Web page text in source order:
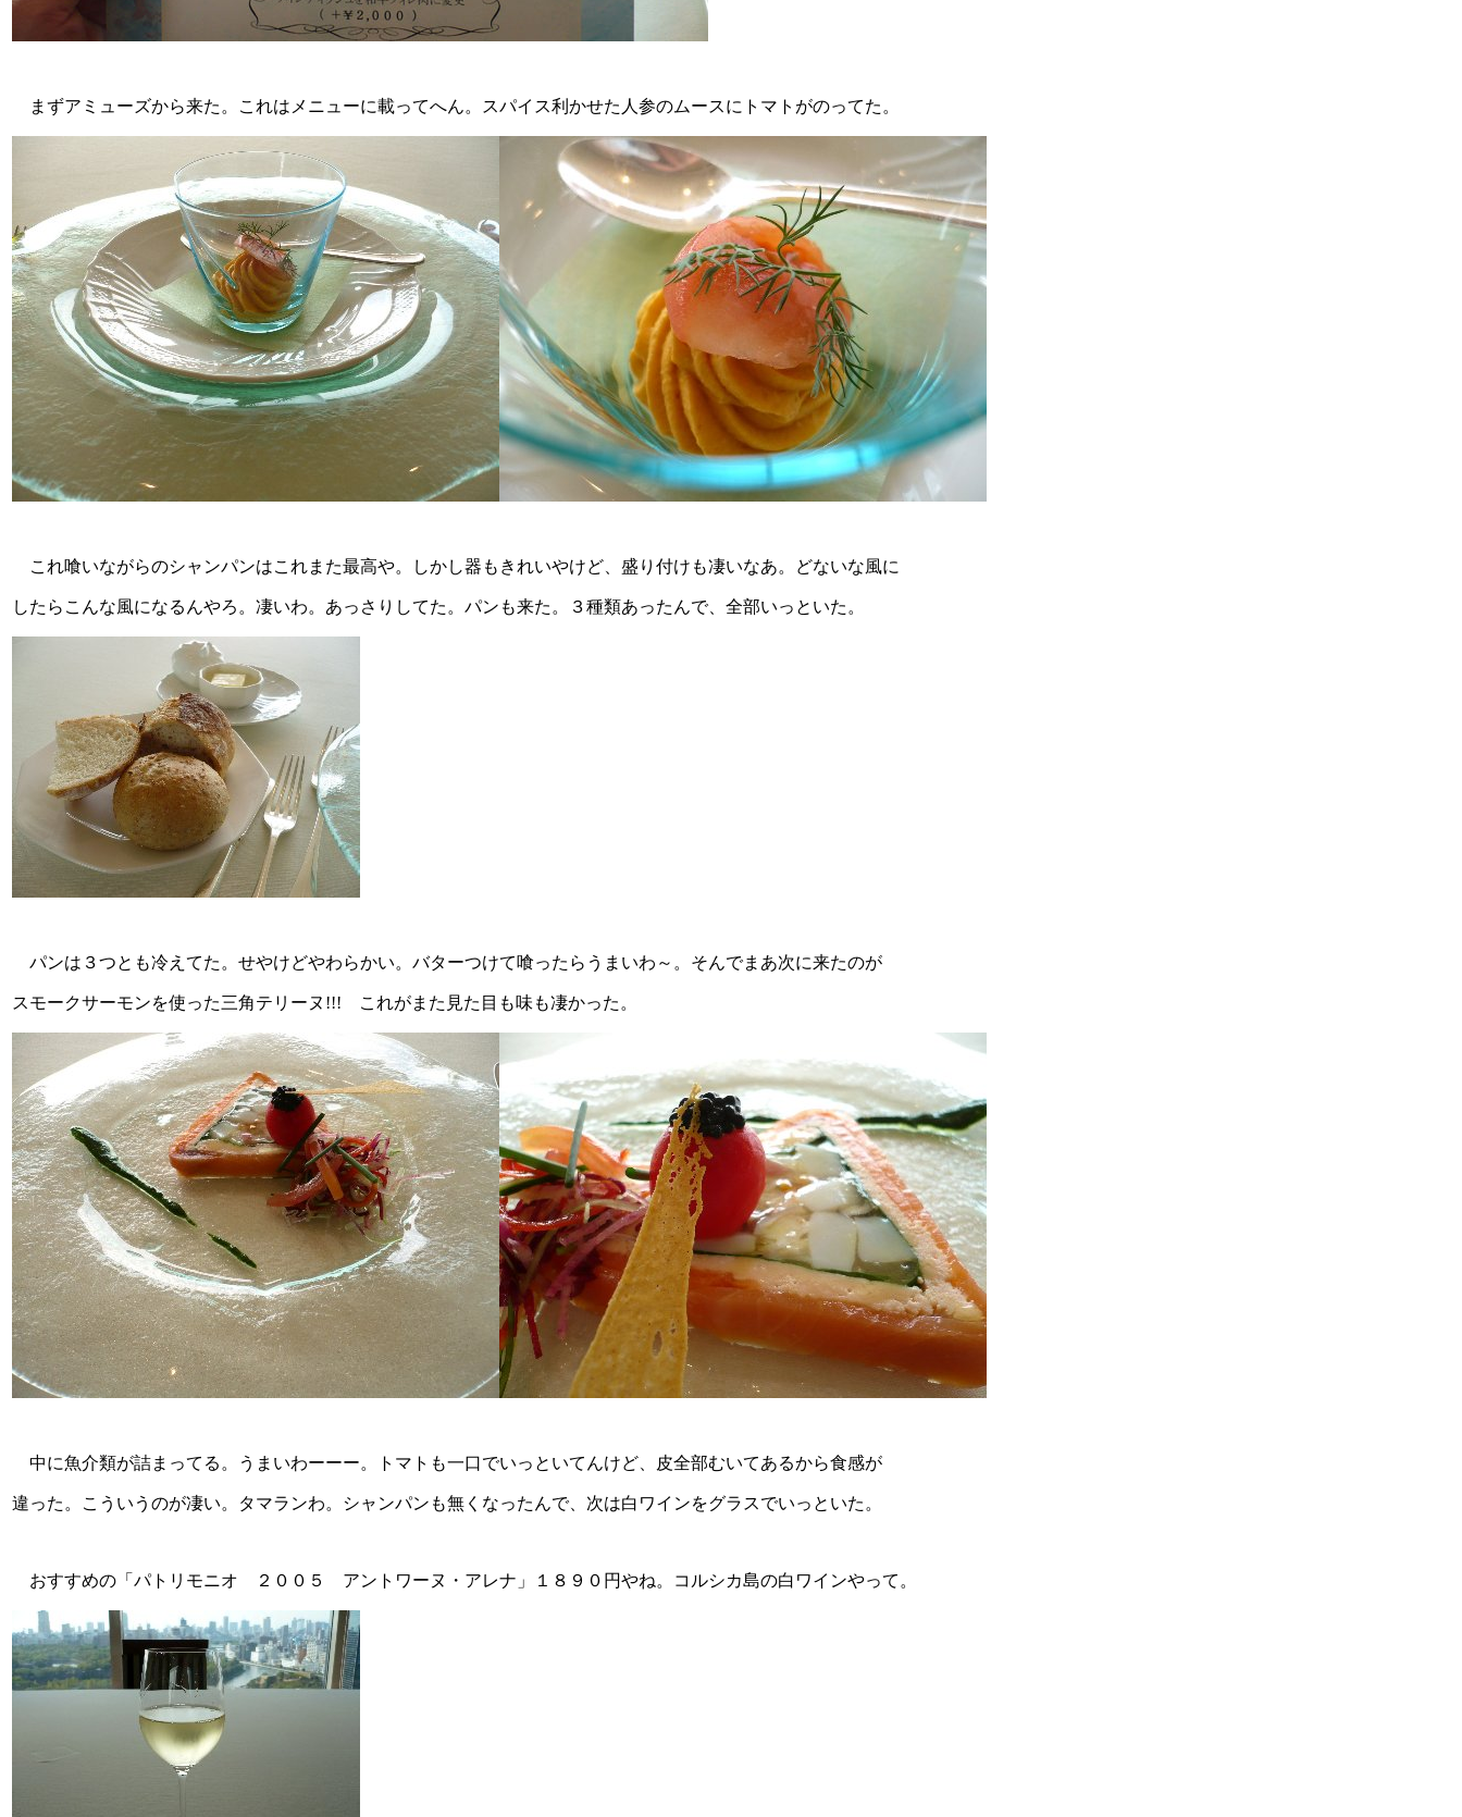
まずアミューズから来た。これはメニューに載ってへん。スパイス利かせた人参のムースにトマトがのってた。
これ喰いながらのシャンパンはこれまた最高や。しかし器もきれいやけど、盛り付けも凄いなあ。どないな風に
したらこんな風になるんやろ。凄いわ。あっさりしてた。パンも来た。３種類あったんで、全部いっといた。
パンは３つとも冷えてた。せやけどやわらかい。バターつけて喰ったらうまいわ～。そんでまあ次に来たのが
スモークサーモンを使った三角テリーヌ!!! これがまた見た目も味も凄かった。
中に魚介類が詰まってる。うまいわーーー。トマトも一口でいっといてんけど、皮全部むいてあるから食感が
違った。こういうのが凄い。タマランわ。シャンパンも無くなったんで、次は白ワインをグラスでいっといた。
おすすめの「パトリモニオ ２００５ アントワーヌ・アレナ」１８９０円やね。コルシカ島の白ワインやって。